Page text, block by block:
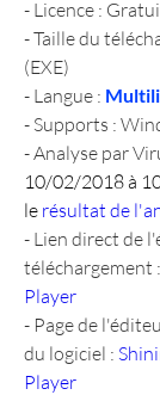
- Licence :
- Taille du
(EXE)
- Langue :
- Supports :
- Analyse par
10/02/2018 à
le résultat de
- Lien direct de
téléchargement :
Player
- Page de
du logiciel :
Player